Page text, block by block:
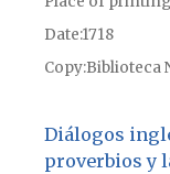
Date1718
CopyBiblioteca
Diálogos
proverbios y